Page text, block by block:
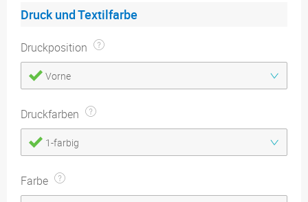
Druck und Textilfarbe
Druckposition
Vorne
Druckfarben
1-farbig
Farbe